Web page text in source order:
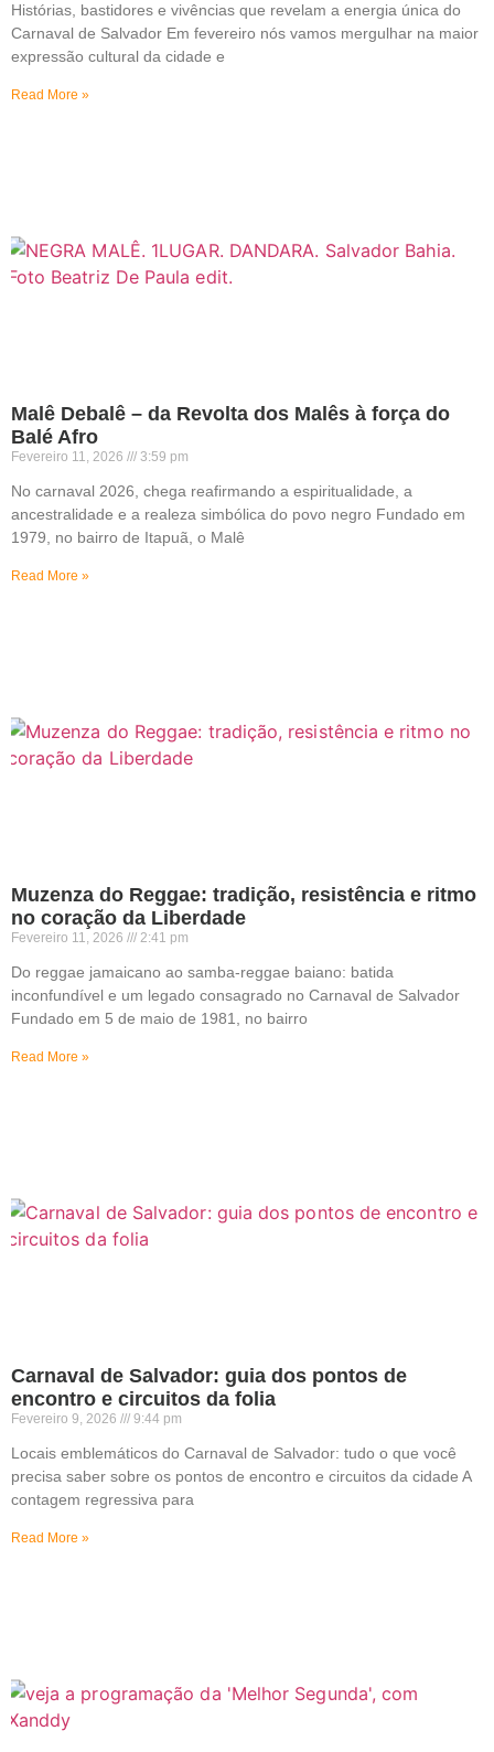
Histórias, bastidores e vivências que revelam a energia única do
Carnaval de Salvador Em fevereiro nós vamos mergulhar na maior
expressão cultural da cidade e
Read More »
Malê Debalê – da Revolta dos Malês à força do
Balé Afro
Fevereiro 11, 2026 3:59 pm
No carnaval 2026, chega reafirmando a espiritualidade, a
ancestralidade e a realeza simbólica do povo negro Fundado em
1979, no bairro de Itapuã, o Malê
Read More »
Muzenza do Reggae: tradição, resistência e ritmo
no coração da Liberdade
Fevereiro 11, 2026 2:41 pm
Do reggae jamaicano ao samba-reggae baiano: batida
inconfundível e um legado consagrado no Carnaval de Salvador
Fundado em 5 de maio de 1981, no bairro
Read More »
Carnaval de Salvador: guia dos pontos de
encontro e circuitos da folia
Fevereiro 9, 2026 9:44 pm
Locais emblemáticos do Carnaval de Salvador: tudo o que você
precisa saber sobre os pontos de encontro e circuitos da cidade A
contagem regressiva para
Read More »